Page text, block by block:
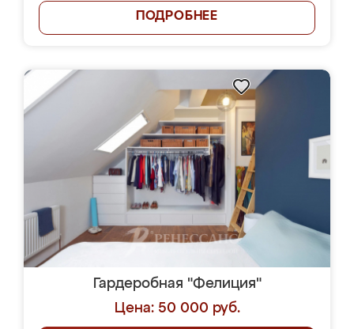
ПОДРОБНЕЕ
Гардеробная "Фелиция"
Цена: 50 000 руб.